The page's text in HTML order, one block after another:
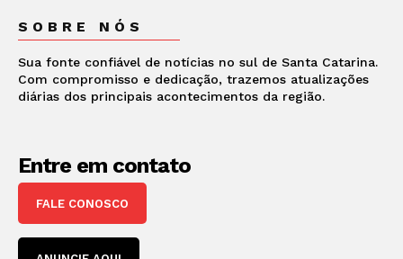
SOBRE NÓS
Sua fonte confiável de notícias no sul de Santa Catarina.
Com compromisso e dedicação, trazemos atualizações
diárias dos principais acontecimentos da região.
Entre em contato
FALE CONOSCO